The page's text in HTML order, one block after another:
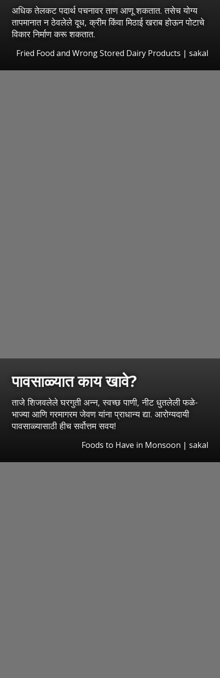
अधिक तेलकट पदार्थ पचनावर ताण आणू शकतात. तसेच योग्य
तापमानात न ठेवलेले दूध, क्रीम किंवा मिठाई खराब होऊन पोटाचे
विकार निर्माण करू शकतात.
Fried Food and Wrong Stored Dairy Products | sakal
पावसाळ्यात काय खावे?
ताजे शिजवलेले घरगुती अन्न, स्वच्छ पाणी, नीट धुतलेली फळे-
भाज्या आणि गरमागरम जेवण यांना प्राधान्य द्या. आरोग्यदायी
पावसाळ्यासाठी हीच सर्वोत्तम सवय!
Foods to Have in Monsoon | sakal